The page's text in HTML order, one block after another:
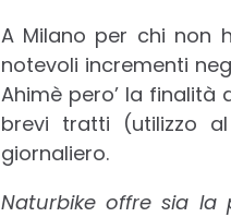
A Milano per chi non
notevoli incrementi
Ahimè pero’ la finalità
brevi tratti (utilizzo
giornaliero.
Naturbike offre sia